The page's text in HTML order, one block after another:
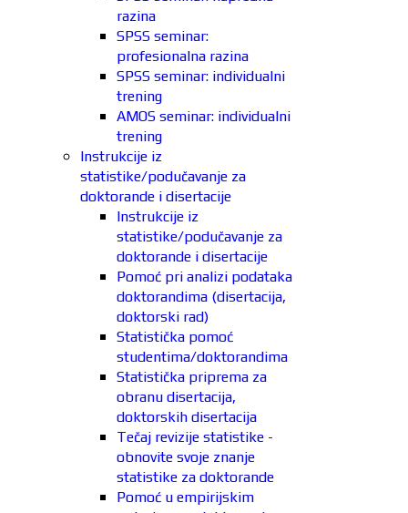
razina
SPSS seminar:
profesionalna razina
SPSS seminar: individualni
trening
AMOS seminar: individualni
trening
Instrukcije iz
statistike/podučavanje za
doktorande i disertacije
Instrukcije iz
statistike/podučavanje za
doktorande i disertacije
Pomoć pri analizi podataka
doktorandima (disertacija,
doktorski rad)
Statistička pomoć
studentima/doktorandima
Statistička priprema za
obranu disertacija,
doktorskih disertacija
Tečaj revizije statistike -
obnovite svoje znanje
statistike za doktorande
Pomoć u empirijskim